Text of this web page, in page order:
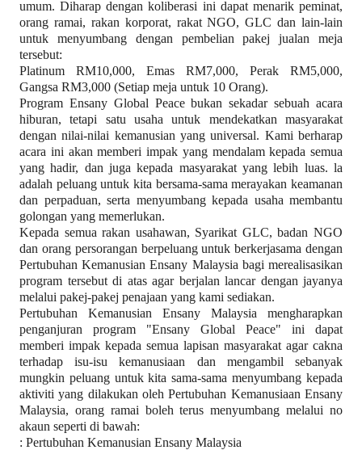
umum. Diharap dengan koliberasi ini dapat menarik peminat,
orang ramai, rakan korporat, rakat NGO, GLC dan lain-lain
untuk menyumbang dengan pembelian pakej jualan meja
tersebut:
Platinum RM10,000, Emas RM7,000, Perak RM5,000,
Gangsa RM3,000 (Setiap meja untuk 10 Orang).
Program Ensany Global Peace bukan sekadar sebuah acara
hiburan, tetapi satu usaha untuk mendekatkan masyarakat
dengan nilai-nilai kemanusian yang universal. Kami berharap
acara ini akan memberi impak yang mendalam kepada semua
yang hadir, dan juga kepada masyarakat yang lebih luas. la
adalah peluang untuk kita bersama-sama merayakan keamanan
dan perpaduan, serta menyumbang kepada usaha membantu
golongan yang memerlukan.
Kepada semua rakan usahawan, Syarikat GLC, badan NGO
dan orang persorangan berpeluang untuk berkerjasama dengan
Pertubuhan Kemanusian Ensany Malaysia bagi merealisasikan
program tersebut di atas agar berjalan lancar dengan jayanya
melalui pakej-pakej penajaan yang kami sediakan.
Pertubuhan Kemanusian Ensany Malaysia mengharapkan
penganjuran program "Ensany Global Peace" ini dapat
memberi impak kepada semua lapisan masyarakat agar cakna
terhadap isu-isu kemanusiaan dan mengambil sebanyak
mungkin peluang untuk kita sama-sama menyumbang kepada
aktiviti yang dilakukan oleh Pertubuhan Kemanusiaan Ensany
Malaysia, orang ramai boleh terus menyumbang melalui no
akaun seperti di bawah:
: Pertubuhan Kemanusian Ensany Malaysia